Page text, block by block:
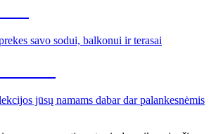
savo sodui, balkonui ir terasai
jūsų namams dabar dar palankesnėmis